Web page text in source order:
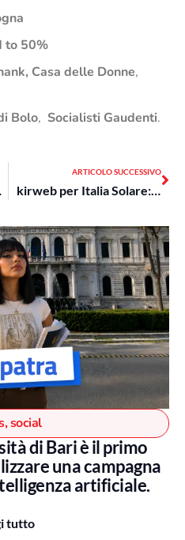
to 50%
Casa delle Donne,
Bolo, Socialisti Gaudenti.
web
ARTICOLO SUCCESSIVO
kirweb per Italia Solare: la campagna social sul fotovoltaico
,social
di Bari è il primo
una campagna
artificiale.
tutto